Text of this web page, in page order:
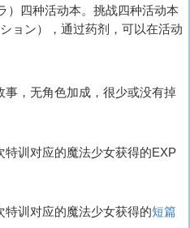
）四种活动本。挑战四种活动本
ョン），通过药剂，可以在活动
事，无角色加成，很少或没有掉
特训对应的魔法少女获得的EXP
特训对应的魔法少女获得的短篇